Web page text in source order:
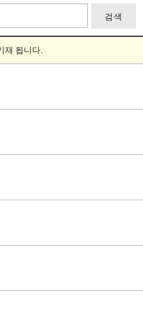
검색
재 됩니다.